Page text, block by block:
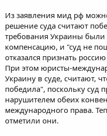
Из заявления мид рф
решение суда считают
требования Украины
компенсацию, и "суд не
отказался признать
При этом юристы-
Украину в суде, считают,
победила", поскольку суд
нарушителем обеих
международного права.
отметили они.